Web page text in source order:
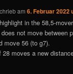
am6. Februar 2022
in the 58,5-
not move between
move 56 (to g7).
28 moves a new